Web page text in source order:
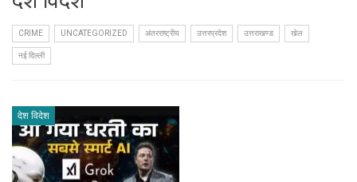
CRIME UNCATEGORIZED अंतरराष्ट्रीय उत्तरप्रदेश उत्तराखण्ड खेल
नई दिल्ली
देश विदेश